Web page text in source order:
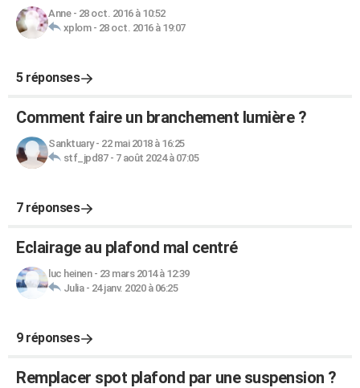
Anne- 28 oct. 2016 à 10:52
xplom- 28 oct. 2016 à 19:07
5 réponses
Comment faire un branchement lumière ?
Sanktuary- 22 mai 2018 à 16:25
stf_jpd87- 7 août 2024 à 07:05
7 réponses
Eclairage au plafond mal centré
luc heinen- 23 mars 2014 à 12:39
Julia- 24 janv. 2020 à 06:25
9 réponses
Remplacer spot plafond par une suspension ?